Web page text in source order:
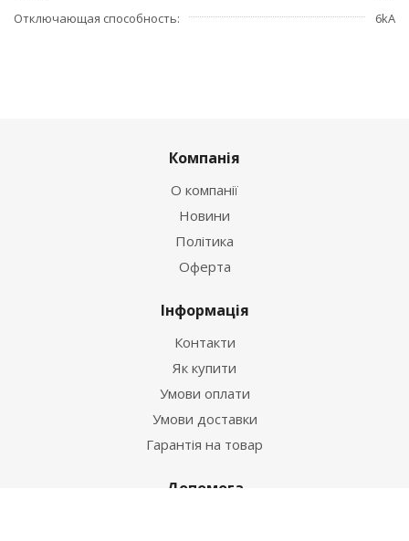
Отключающая способность
6kA
Компанія
О компанії
Новини
Політика
Оферта
Інформація
Контакти
Як купити
Умови оплати
Умови доставки
Гарантія на товар
Допомога